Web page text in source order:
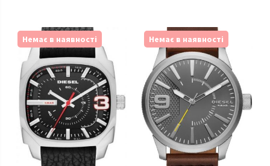
Немає в наявності Немає в наявності